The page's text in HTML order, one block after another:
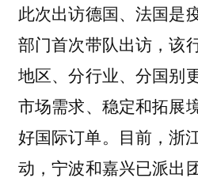
此次出访德国、法国是
部门首次带队出访，该
地区、分行业、分国别
市场需求、稳定和拓展
好国际订单。目前，浙
动，宁波和嘉兴已派出